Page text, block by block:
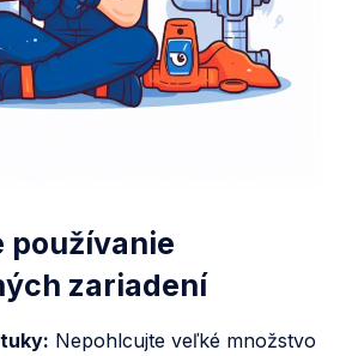
používanie
zariadení
Nepohlcujte veľké množstvo